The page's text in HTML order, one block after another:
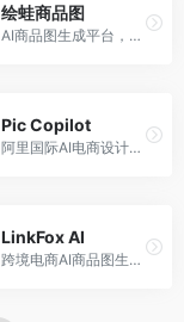
绘蛙商品图
AI商品图生成平台，支持模特换装和场景生成。面向电商卖家，提供商品上身效果展示、场景化商品图生成等服务，电商营销效果显著。
Pic Copilot
阿里国际AI电商设计工具，专注于跨境电商。面向跨境电商卖家，提供商品图优化、营销海报生成、多语言适配等服务，海外市场适配性强。
LinkFox AI
跨境电商AI商品图生成工具。面向跨境电商卖家，支持多语言商品图生成、模特替换、场景优化等服务，适配海外电商平台需求。